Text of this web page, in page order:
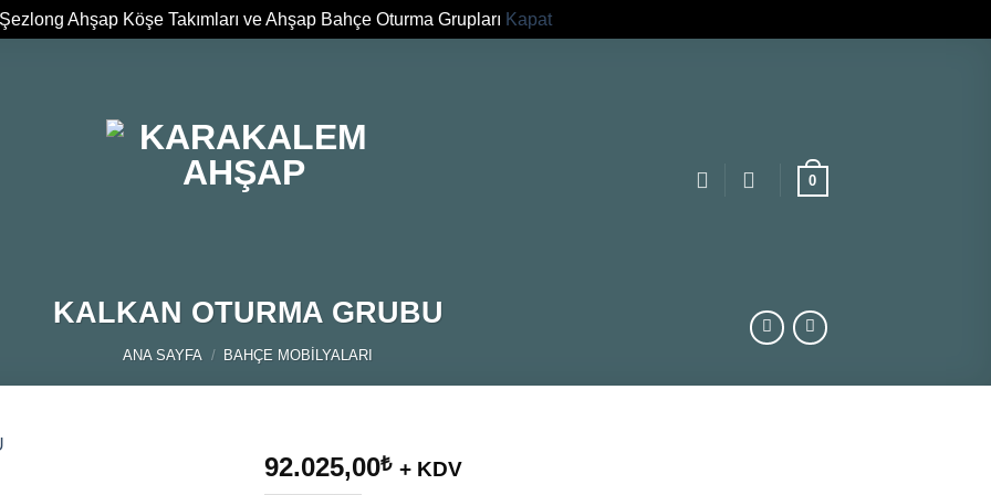
Ahşap Köşe Takımları ve Ahşap Bahçe Oturma Grupları Kapat
0
KALKAN OTURMA GRUBU
ANA SAYFA / BAHÇE MOBILYALARI
92.025,00₺ + KDV